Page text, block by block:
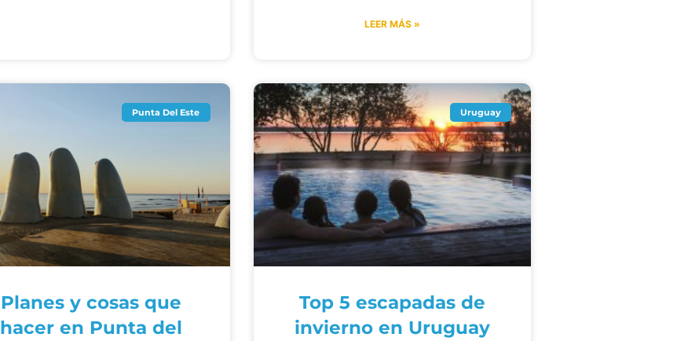
LEER MÁS »
Punta Del Este
Planes y cosas que
hacer en Punta del
Uruguay
Top 5 escapadas de
invierno en Uruguay